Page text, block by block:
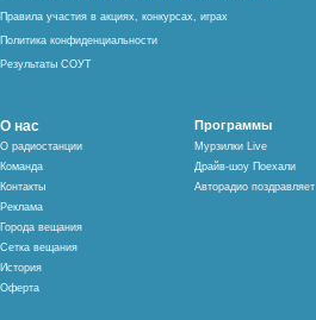
Правила участия в акциях, конкурсах, играх
Политика конфиденциальности
Результаты СОУТ
О нас
О радиостанции
Команда
Контакты
Реклама
Города вещания
Сетка вещания
История
Оферта
Программы
Мурзилки Live
Драйв-шоу Поехали
Авторадио поздравляет